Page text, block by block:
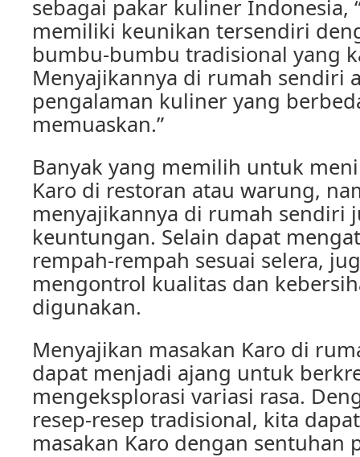
sebagai pakar kuliner Indonesia,
memiliki keunikan tersendiri
bumbu-bumbu tradisional yang
Menyajikannya di rumah sendiri
pengalaman kuliner yang
memuaskan.”
Banyak yang memilih untuk
Karo di restoran atau warung,
menyajikannya di rumah sendiri
keuntungan. Selain dapat
rempah-rempah sesuai selera,
mengontrol kualitas dan
digunakan.
Menyajikan masakan Karo di
dapat menjadi ajang untuk
mengeksplorasi variasi rasa.
resep-resep tradisional, kita
masakan Karo dengan sentuhan